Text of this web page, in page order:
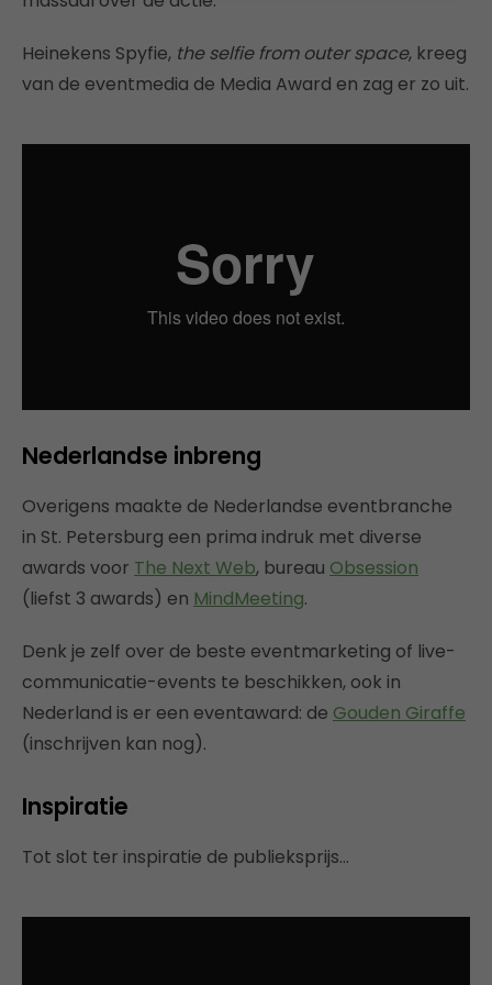
Heinekens Spyfie, the selfie from outer space, kreeg
van de eventmedia de Media Award en zag er zo uit.
Nederlandse inbreng
Overigens maakte de Nederlandse eventbranche
in St. Petersburg een prima indruk met diverse
awards voor The Next Web, bureau Obsession
(liefst 3 awards) en MindMeeting.
Denk je zelf over de beste eventmarketing of live-
communicatie-events te beschikken, ook in
Nederland is er een eventaward: de Gouden Giraffe
(inschrijven kan nog).
Inspiratie
Tot slot ter inspiratie de publieksprijs…